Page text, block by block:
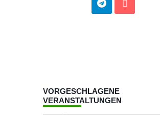
VORGESCHLAGENE
VERANSTALTUNGEN